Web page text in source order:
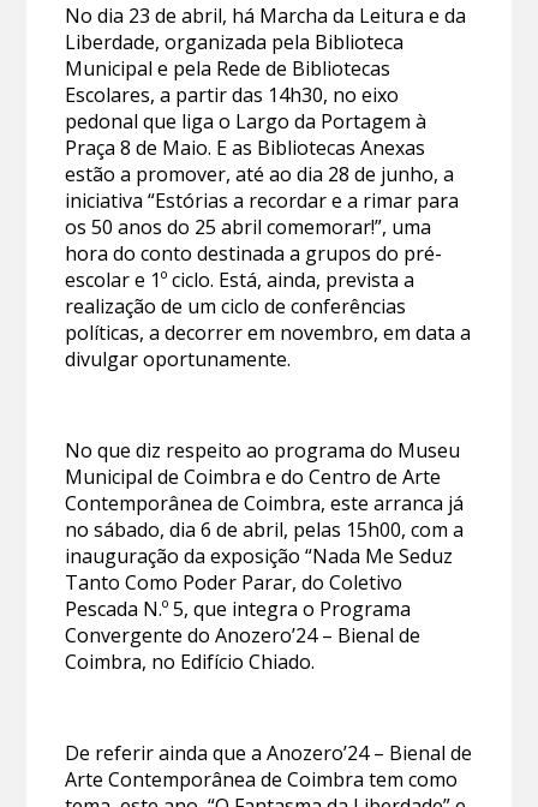
No dia 23 de abril, há Marcha da Leitura e da
Liberdade, organizada pela Biblioteca
Municipal e pela Rede de Bibliotecas
Escolares, a partir das 14h30, no eixo
pedonal que liga o Largo da Portagem à
Praça 8 de Maio. E as Bibliotecas Anexas
estão a promover, até ao dia 28 de junho, a
iniciativa “Estórias a recordar e a rimar para
os 50 anos do 25 abril comemorar!”, uma
hora do conto destinada a grupos do pré-
escolar e 1º ciclo. Está, ainda, prevista a
realização de um ciclo de conferências
políticas, a decorrer em novembro, em data a
divulgar oportunamente.
No que diz respeito ao programa do Museu
Municipal de Coimbra e do Centro de Arte
Contemporânea de Coimbra, este arranca já
no sábado, dia 6 de abril, pelas 15h00, com a
inauguração da exposição “Nada Me Seduz
Tanto Como Poder Parar, do Coletivo
Pescada N.º 5, que integra o Programa
Convergente do Anozero’24 – Bienal de
Coimbra, no Edifício Chiado.
De referir ainda que a Anozero’24 – Bienal de
Arte Contemporânea de Coimbra tem como